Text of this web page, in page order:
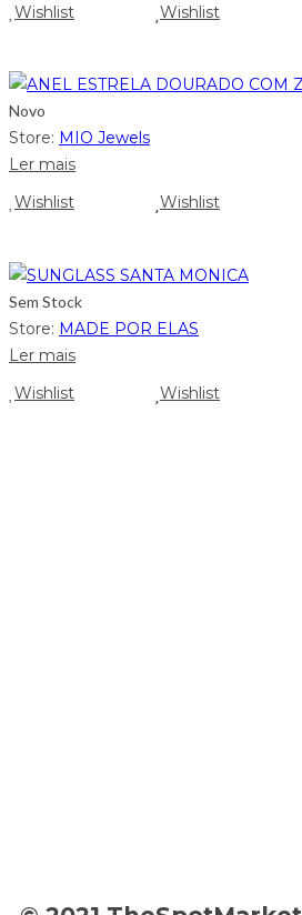
Wishlist
Wishlist
Novo
Store: MIO Jewels
Ler mais
Wishlist
Wishlist
Sem Stock
Store: MADE POR ELAS
Ler mais
Wishlist
Wishlist